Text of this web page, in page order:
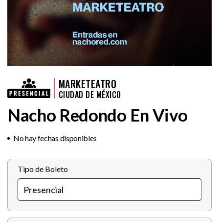
MARKETEATRO
CIUDAD DE MÉXICO
Nacho Redondo En Vivo
No hay fechas disponibles
Tipo de Boleto